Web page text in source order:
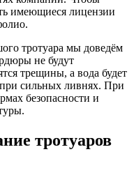
имеющиеся лицензии
тротуара мы доведём
не будут
трещины, а вода будет
сильных ливнях. При
безопасности и
тротуаров